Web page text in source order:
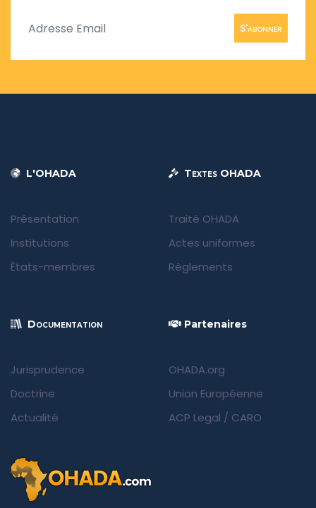
S'abonner
L'OHADA
Présentation
Institutions
États-membres
Textes OHADA
Traité OHADA
Actes uniformes
Règlements
Documentation
Jurisprudence
Doctrine
Actualité
Partenaires
OHADA.org
Union Européenne
ACP Legal / CARO